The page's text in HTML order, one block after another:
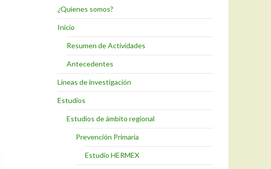
¿Quienes somos?
Inicio
Resumen de Actividades
Antecedentes
Líneas de investigación
Estudios
Estudios de ámbito regional
Prevención Primaria
Estudio HERMEX